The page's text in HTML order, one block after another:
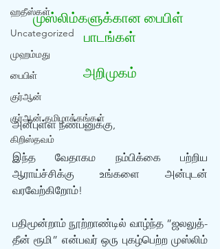
ஹதீஸ்கள்
Uncategorized
முஹம்மது
பைபிள்
குர்‍ஆன்
குர்‍ஆன் தமிழாக்கங்கள்
கிறிஸ்தவம்
முஸ்லிம்களுக்கான பைபிள்
பாடங்கள்
அறிமுகம்
அன்புள்ள நண்பனுக்கு,
இந்த வேதாகம நம்பிக்கை பற்றிய
ஆராய்ச்சிக்கு உங்களை அன்புடன்
வரவேற்கிறோம்!
பதிமூன்றாம் நூற்றாண்டில் வாழ்ந்த ”ஜலலுத்-
தீன் ரூமி” என்பவர் ஒரு புகழ்பெற்ற முஸ்லிம்